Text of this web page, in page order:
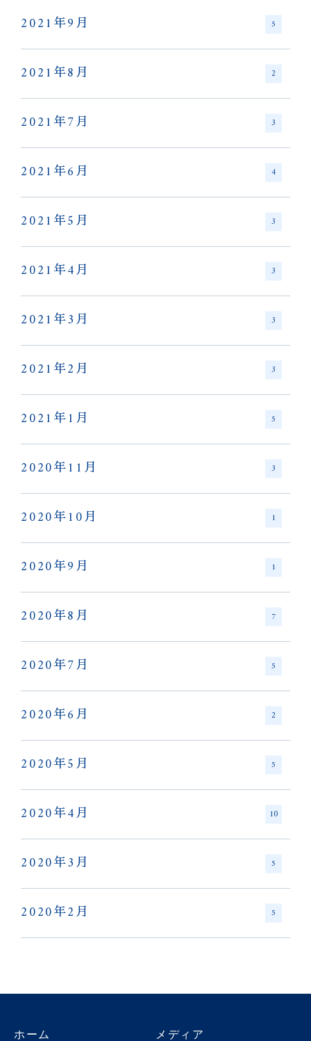
2021年9月 5
2021年8月 2
2021年7月 3
2021年6月 4
2021年5月 3
2021年4月 3
2021年3月 3
2021年2月 3
2021年1月 5
2020年11月 3
2020年10月 1
2020年9月 1
2020年8月 7
2020年7月 5
2020年6月 2
2020年5月 5
2020年4月 10
2020年3月 5
2020年2月 5
ホーム メディア